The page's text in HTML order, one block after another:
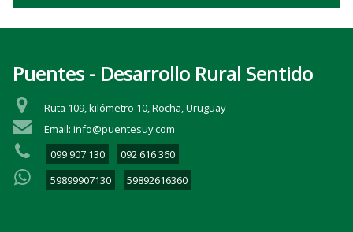
Puentes - Desarrollo Rural Sentido
Ruta 109, kilómetro 10, Rocha, Uruguay
Email: info@puentesuy.com
099 907 130
092 616 360
59899907130
59892616360